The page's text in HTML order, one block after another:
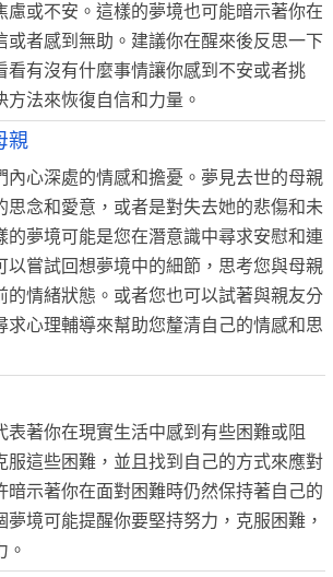
慮或不安。這樣的夢境也可能暗示著你在
或者感到無助。建議你在醒來後反思一下
看有沒有什麼事情讓你感到不安或者挑
法來恢復自信和力量。
親
內心深處的情感和擔憂。夢見去世的母親
思念和愛意，或者是對失去她的悲傷和未
的夢境可能是您在潛意識中尋求安慰和連
以嘗試回想夢境中的細節，思考您與母親
的情緒狀態。或者您也可以試著與親友分
求心理輔導來幫助您釐清自己的情感和思
表著你在現實生活中感到有些困難或阻
服這些困難，並且找到自己的方式來應對
暗示著你在面對困難時仍然保持著自己的
夢境可能提醒你要堅持努力，克服困難，
。